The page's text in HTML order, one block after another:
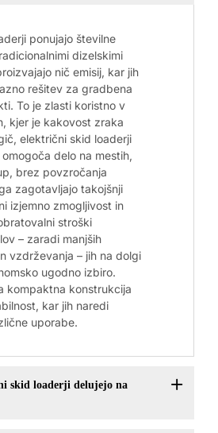
ponujajo številne
dizelskimi
nič emisij, kar jih
rešitev za gradbena
To je zlasti koristno v
kjer je kakovost zraka
električni skid loaderji
delo na mestih,
brez povzročanja
zagotavljajo takojšnji
izjemno zmogljivost in
stroški
– zaradi manjših
vzdrževanja – jih na dolgi
ugodno izbiro.
kompaktna konstrukcija
kar jih naredi
uporabe.
skid loaderji delujejo na